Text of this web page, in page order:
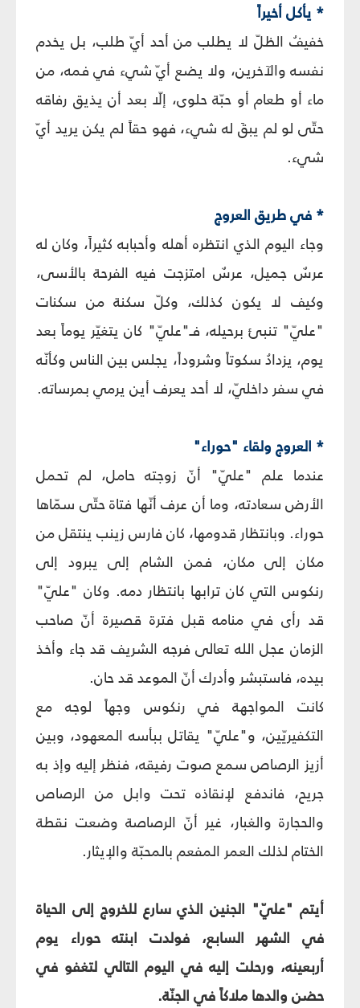
* يأكل أخيراً
خفيفُ الظلّ لا يطلب من أحد أيّ طلب، بل يخدم
نفسه والآخرين، ولا يضع أيّ شيء في فمه، من
ماء أو طعام أو حبّة حلوى، إلّا بعد أن يذيق رفاقه
حتّى لو لم يبقَ له شيء، فهو حقاً لم يكن يريد أيّ
شيء.
* في طريق العروج
وجاء اليوم الذي انتظره أهله وأحبابه كثيراً، وكان له
عرسٌ جميل، عرسٌ امتزجت فيه الفرحة بالأسى،
وكيف لا يكون كذلك، وكلّ سكنة من سكنات
"عليّ" تنبئ برحيله، فـ"عليّ" كان يتغيّر يوماً بعد
يوم، يزدادُ سكوتاً وشروداً، يجلس بين الناس وكأنّه
في سفر داخليّ، لا أحد يعرف أين يرمي بمرساته.
* العروج ولقاء "حوراء"
عندما علم "عليّ" أنّ زوجته حامل، لم تحمل
الأرض سعادته، وما أن عرف أنّها فتاة حتّى سمّاها
حوراء. وبانتظار قدومها، كان فارس زينب ينتقل من
مكان إلى مكان، فمن الشام إلى يبرود إلى
رنكوس التي كان ترابها بانتظار دمه. وكان "عليّ"
قد رأى في منامه قبل فترة قصيرة أنّ صاحب
الزمان عجل الله تعالى فرجه الشريف قد جاء وأخذ
بيده، فاستبشر وأدرك أنّ الموعد قد حان.
كانت المواجهة في رنكوس وجهاً لوجه مع
التكفيريّين، و"عليّ" يقاتل ببأسه المعهود، وبين
أزيز الرصاص سمع صوت رفيقه، فنظر إليه وإذ به
جريح، فاندفع لإنقاذه تحت وابل من الرصاص
والحجارة والغبار، غير أنّ الرصاصة وضعت نقطة
الختام لذلك العمر المفعم بالمحبّة والإيثار.
أيتم "عليّ" الجنين الذي سارع للخروج إلى الحياة
في الشهر السابع، فولدت ابنته حوراء يوم
أربعينه، ورحلت إليه في اليوم التالي لتغفو في
حضن والدها ملاكاً في الجنّة.